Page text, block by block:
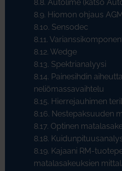
8.8. Autolime (katso
8.9. Hiomon ohjaus
8.10. Sensodec
8.11.
8.12. Wedge
8.13. Spektrianalyysi
8.14. Painesihdin
neliömassavaihtelu
8.15. Hierrejauhimen
8.16. Nestepaksuuden
8.17. Optinen
8.18.
8.19. Kajaani RM-
matalasakeuksien